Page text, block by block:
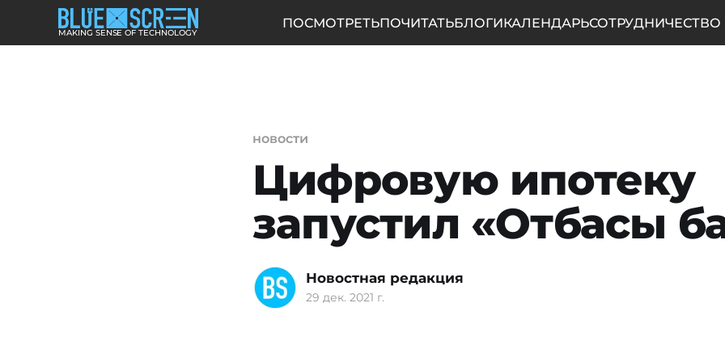
MAKING SENSE OF TECHNOLOGY
ПОСМОТРЕТЬПОЧИТАТЬБЛОГИКАЛЕНДАРЬСОТРУДНИЧЕСТВО
новости
Цифровую ипотеку
запустил «Отбасы
Новостная редакция
29 дек. 2021 г.